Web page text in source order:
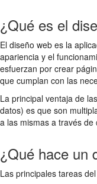
¿Qué es el
El diseño web es la
apariencia y el
esfuerzan por crear
que cumplan con las
La principal ventaja de
datos) es que son
a las mismas a través
¿Qué hace un
Las principales tareas